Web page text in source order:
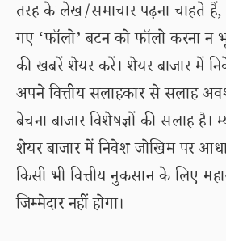
तरह के लेख/समाचार पढ़ना चाहते हैं,
गए ‘फॉलो’ बटन को फॉलो करना न
की खबरें शेयर करें। शेयर बाजार में
अपने वित्तीय सलाहकार से सलाह
बेचना बाजार विशेषज्ञों की सलाह
शेयर बाजार में निवेश जोखिम पर
किसी भी वित्तीय नुकसान के लिए
जिम्मेदार नहीं होगा।